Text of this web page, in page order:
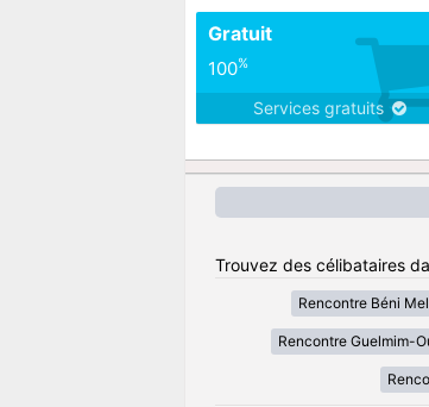
Gratuit
100%
Services gratuits
Trouvez des célibataires
Rencontre Béni
Rencontre Guelmim-